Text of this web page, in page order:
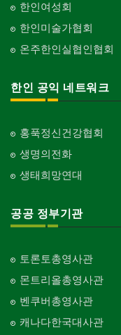
한인여성회
한인미술가협회
온주한인실협인협회
한인 공익 네트워크
홍푹정신건강협회
생명의전화
생태희망연대
공공 정부기관
토론토총영사관
몬트리올총영사관
벤쿠버총영사관
캐나다한국대사관